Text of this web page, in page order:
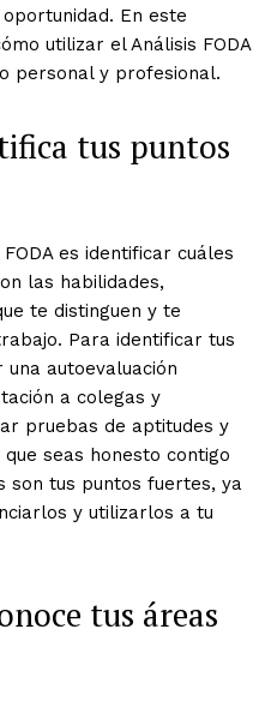
En este
utilizar el Análisis FODA
personal y profesional.
tus puntos
es identificar cuáles
las habilidades,
te distinguen y te
Para identificar tus
autoevaluación
a colegas y
pruebas de aptitudes y
seas honesto contigo
son tus puntos fuertes, ya
y utilizarlos a tu
tus áreas